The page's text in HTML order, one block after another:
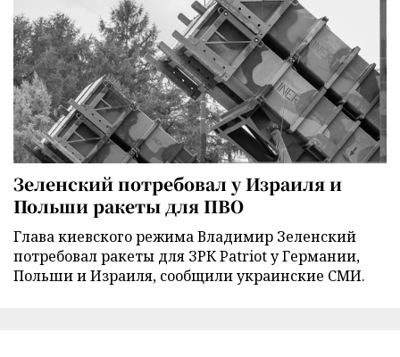
Зеленский потребовал у Израиля и
Польши ракеты для ПВО
Глава киевского режима Владимир Зеленский
потребовал ракеты для ЗРК Patriot у Германии,
Польши и Израиля, сообщили украинские СМИ.